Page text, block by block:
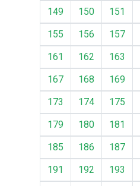
149
150 151
155
156 157
161
162 163
167
168 169
173
174 175
179
180 181
185
186 187
191
192 193